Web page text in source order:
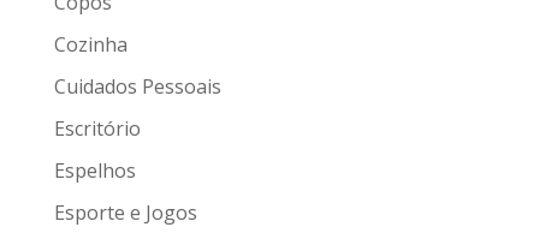
Cozinha
Cuidados Pessoais
Escritório
Espelhos
Esporte e Jogos